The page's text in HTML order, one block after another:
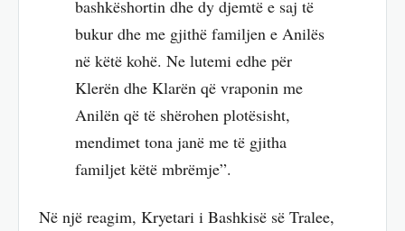
bashkëshortin dhe dy djemtë e saj të
bukur dhe me gjithë familjen e Anilës
në këtë kohë. Ne lutemi edhe për
Klerën dhe Klarën që vraponin me
Anilën që të shërohen plotësisht,
mendimet tona janë me të gjitha
familjet këtë mbrëmje”.
Në një reagim, Kryetari i Bashkisë së Tralee,